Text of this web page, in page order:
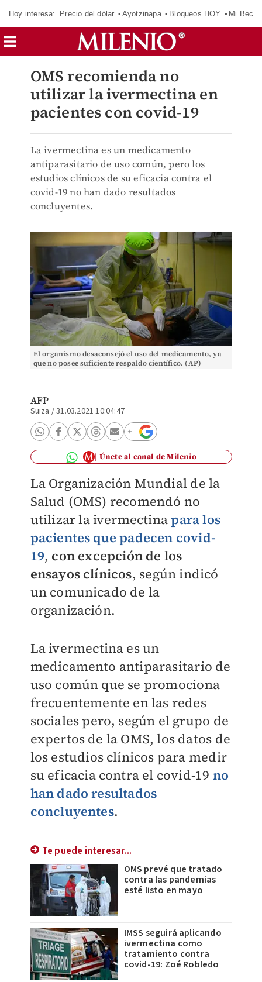
Hoy interesa: Precio del dólar Ayotzinapa Bloqueos HOY Mi Beca
OMS recomienda no
utilizar la ivermectina en
pacientes con covid-19
La ivermectina es un medicamento
antiparasitario de uso común, pero los
estudios clínicos de su eficacia contra el
covid-19 no han dado resultados
concluyentes.
El organismo desaconsejó el uso del medicamento, ya
que no posee suficiente respaldo científico. (AP)
AFP
Suiza /31.03.2021 10:04:47
Únete al canal de Milenio
La Organización Mundial de la
Salud (OMS) recomendó no
utilizar la ivermectinapara los
pacientes que padecen covid-
19, con excepción de los
ensayos clínicos, según indicó
un comunicado de la
organización.
La ivermectina es un
medicamento antiparasitario de
uso común que se promociona
frecuentemente en las redes
sociales pero, según el grupo de
expertos de la OMS, los datos de
los estudios clínicos para medir
su eficacia contra el covid-19 no
han dado resultados
concluyentes.
Te puede interesar...
OMS prevé que tratado
contra las pandemias
esté listo en mayo
IMSS seguirá aplicando
ivermectina como
tratamiento contra
covid-19: Zoé Robledo